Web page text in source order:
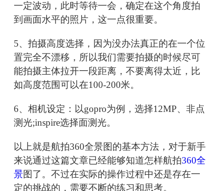
一定波动，此时等待一会，确定在这个角度拍
到画面水平的照片，这一点很重要。
5、拍摄高度选择，因为没办法真正的在一个位
置完全不漂移，所以我们需要拍摄的时候尽可
能拍摄主体拉开一段距离，不要离得太近，比
如高度范围可以在100-200米。
6、相机设定：以gopro为例，选择12MP、非点
测光;inspire选择面测光。
以上就是航拍360全景图的基本方法，对于新手
来说通过这篇文章已经能够知道怎样航拍360全
景图了。不过在实际的操作过程中还是存在一
定的挑战的，需要不断的练习和思考。